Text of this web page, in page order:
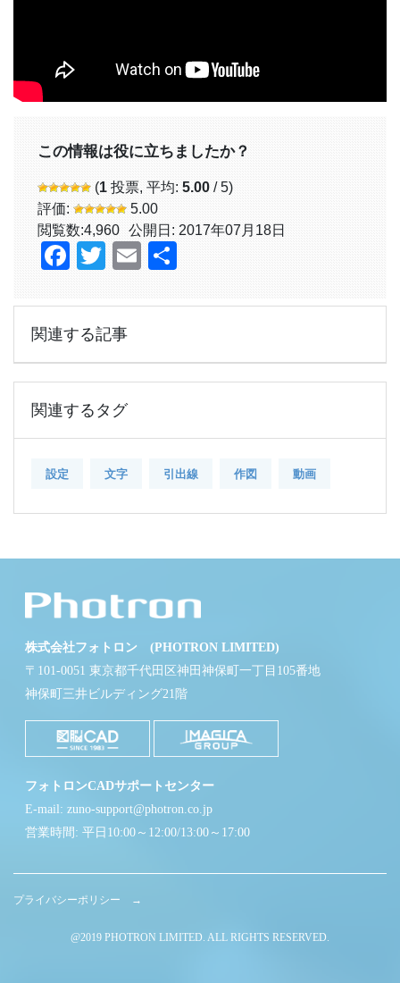
この情報は役に立ちましたか？
(1 投票, 平均: 5.00 / 5)
評価:
5.00
閲覧数:4,960 公開日: 2017年07月18日
Facebook
Twitter
Email
関連する記事
関連するタグ
設定 文字 引出線 作図 動画
株式会社フォトロン (PHOTRON LIMITED)
〒101-0051 東京都千代田区神田神保町一丁目105番地
神保町三井ビルディング21階
フォトロンCADサポートセンター
E-mail: zuno-support@photron.co.jp
営業時間: 平日10:00～12:00/13:00～17:00
プライバシーポリシー →
@2019 PHOTRON LIMITED. ALL RIGHTS RESERVED.